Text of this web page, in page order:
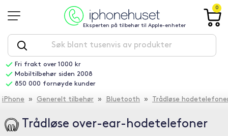
Eksperten på tilbehør til Apple-enheter
0
Fri frakt over 1000 kr
Mobiltilbehør siden 2008
850 000 fornøyde kunder
iPhone » Generelt tilbehør » Bluetooth » Trådløse
Trådløse over-ear-hodetelefoner